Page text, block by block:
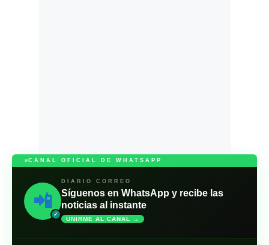
CANAL OFICIAL DE WHATSAPP
📲
✓
DIARIO CORREO
Síguenos en WhatsApp y recibe las
noticias al instante
UNIRME AL CANAL →